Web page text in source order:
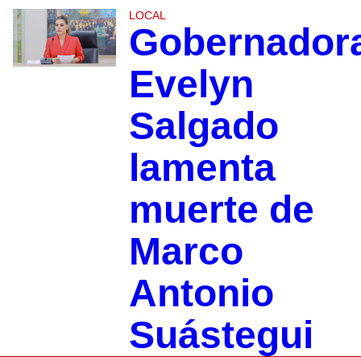
LOCAL
Evelyn
Salgado
lamenta
muerte de
Marco
Antonio
Suástegui